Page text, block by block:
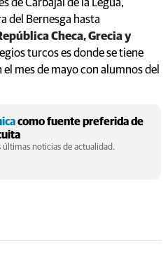
de Carbajal de la Legua,
del Bernesga hasta
Checa, Grecia y
turcos es donde se tiene
mes de mayo con alumnos del
como fuente preferida de
noticias de actualidad.